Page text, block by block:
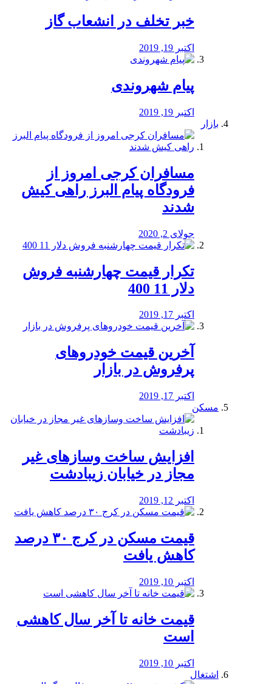
خبر تخلف در انشعاب گاز
اکتبر 19, 2019
پیام شهروندی
اکتبر 19, 2019
بازار
مسافران کرجی امروز از
فرودگاه پیام البرز راهی کیش
شدند
جولای 2, 2020
تکرار قیمت چهارشنبه فروش
دلار 11 400
اکتبر 17, 2019
آخرین قیمت خودرو‌های
پرفروش در بازار
اکتبر 17, 2019
مسکن
افزایش ساخت وسازهای غیر
مجاز در خیابان زیبادشت
اکتبر 12, 2019
️قیمت مسکن در کرج ۳۰ درصد
کاهش یافت
اکتبر 10, 2019
قیمت خانه تا آخر سال کاهشی
است
اکتبر 10, 2019
اشتغال